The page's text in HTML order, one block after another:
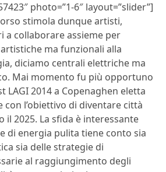
photo=”1-6″ layout=”slider”]
stimola dunque artisti,
a collaborare assieme per
ma funzionali alla
diciamo centrali elettriche ma
Mai momento fu più opportuno
LAGI 2014 a Copenaghen eletta
con l’obiettivo di diventare città
2025. La sfida è interessante
di energia pulita tiene conto sia
sia delle strategie di
al raggiungimento degli